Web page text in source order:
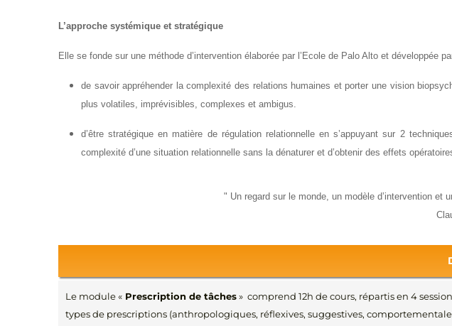
L’approche systémique et stratégique
Elle se fonde sur une méthode d’intervention élaborée par l’Ecole de Palo Alto et
de savoir appréhender la complexité des relations humaines et porter une vision
plus volatiles, imprévisibles, complexes et ambigus.
d’être stratégique en matière de régulation relationnelle en s’appuyant sur 2
complexité d’une situation relationnelle sans la dénaturer et d’obtenir des effets
" Un regard sur le monde, un modèle d’intervention et
Le module « Prescription de tâches» comprend 12h de cours, répartis en 4
types de prescriptions (anthropologiques, réflexives, suggestives,